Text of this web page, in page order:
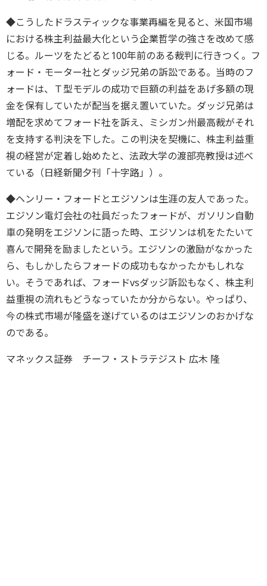
◆こうしたドラスティックな事業再編を見ると、米国市場
における株主利益最大化という企業哲学の強さを改めて感
じる。ルーツをたどると100年前のある裁判に行きつく。フ
ォード・モーター社とダッジ兄弟の訴訟である。当時のフ
ォードは、Ｔ型モデルの成功で巨額の利益をあげ多額の現
金を保有していたが配当を据え置いていた。ダッジ兄弟は
増配を求めてフォード社を訴え、ミシガン州最高裁がそれ
を支持する判決を下した。この判決を契機に、株主利益重
視の経営が定着し始めたと、法政大学の渡部亮教授は述べ
ている（日経新聞夕刊「十字路」）。
◆ヘンリー・フォードとエジソンは生涯の友人であった。
エジソン電灯会社の社員だったフォードが、ガソリン自動
車の発明をエジソンに語った時、エジソンは机をたたいて
喜んで開発を励ましたという。エジソンの激励がなかった
ら、もしかしたらフォードの成功もなかったかもしれな
い。そうであれば、フォードvsダッジ訴訟もなく、株主利
益重視の流れもどうなっていたか分からない。やっぱり、
今の株式市場が隆盛を遂げているのはエジソンのおかげな
のである。
マネックス証券 チーフ・ストラテジスト 広木 隆